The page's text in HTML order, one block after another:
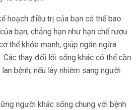
hoạch điều trị của bạn có thể bao
bạn, chẳng hạn như hạn chế rượu
thể khỏe mạnh, giúp ngăn ngừa
Các thay đổi lối sống khác có thể cần
bệnh, nếu lây nhiễm sang người
người khác sống chung với bệnh